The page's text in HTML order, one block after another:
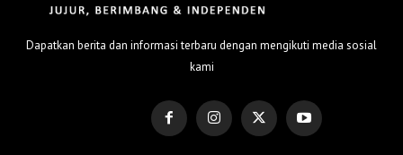
Dapatkan berita dan informasi terbaru dengan mengikuti media sosial
kami